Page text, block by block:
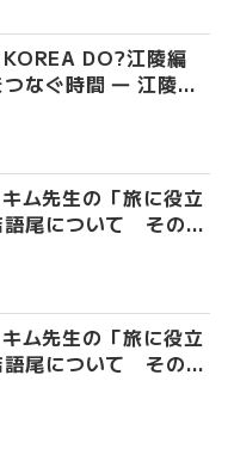
DO?江陵編
つなぐ時間 ― 江陵端
ム先生の「旅に役立
語尾について その
ム先生の「旅に役立
語尾について その